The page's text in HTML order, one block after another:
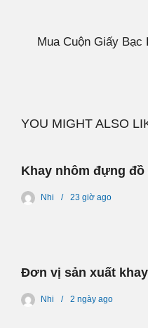
Mua Cuộn Giấy Bạc
YOU MIGHT ALSO
Khay nhôm đựng đồ
Nhi 23 giờ ago
Đơn vị sản xuất
Nhi 2 ngày ago